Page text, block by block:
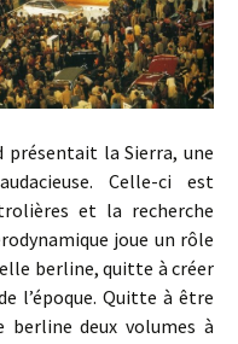
la Sierra, une
Celle-ci est
et la recherche
joue un rôle
berline, quitte à créer
l’époque. Quitte à être
berline deux volumes à